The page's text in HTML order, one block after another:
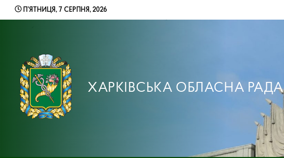
П’ЯТНИЦЯ, 7 СЕРПНЯ, 2026
ХАРКІВСЬКА ОБЛАСНА РАДА